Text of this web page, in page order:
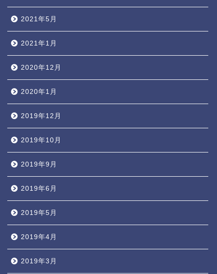
2021年5月
2021年1月
2020年12月
2020年1月
2019年12月
2019年10月
2019年9月
2019年6月
2019年5月
2019年4月
2019年3月